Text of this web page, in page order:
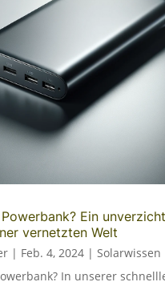
Ein
vernetzten Welt
| Feb. 4, 2024| Solarwissen
In unserer